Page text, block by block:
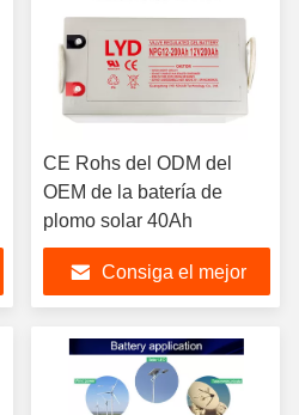
CE Rohs del ODM del
OEM de la batería de
plomo solar 40Ah
Consiga el mejor